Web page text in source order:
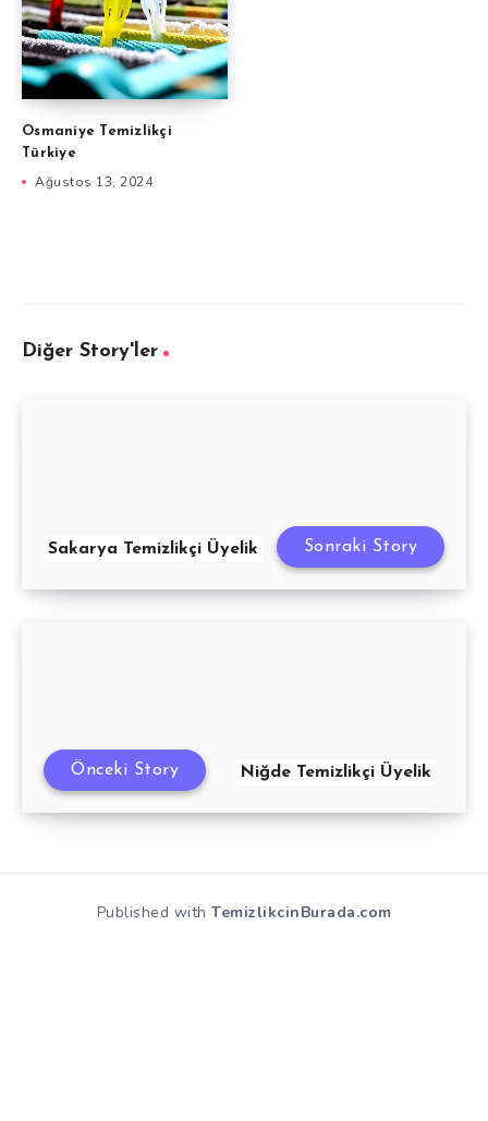
Osmaniye Temizlikçi
Türkiye
Ağustos 13, 2024
Diğer Story'ler
Sakarya Temizlikçi Üyelik Sonraki Story
Niğde Temizlikçi Üyelik
Önceki Story
Published with TemizlikcinBurada.com